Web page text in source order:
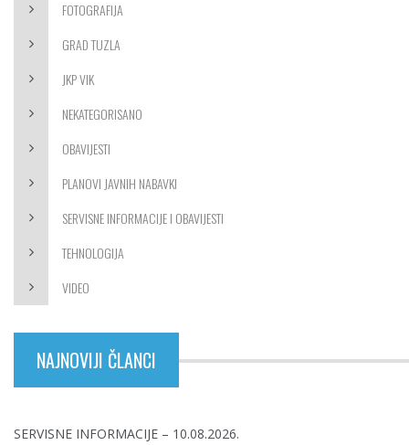
FOTOGRAFIJA
GRAD TUZLA
JKP VIK
NEKATEGORISANO
OBAVIJESTI
PLANOVI JAVNIH NABAVKI
SERVISNE INFORMACIJE I OBAVIJESTI
TEHNOLOGIJA
VIDEO
NAJNOVIJI ČLANCI
SERVISNE INFORMACIJE – 10.08.2026.